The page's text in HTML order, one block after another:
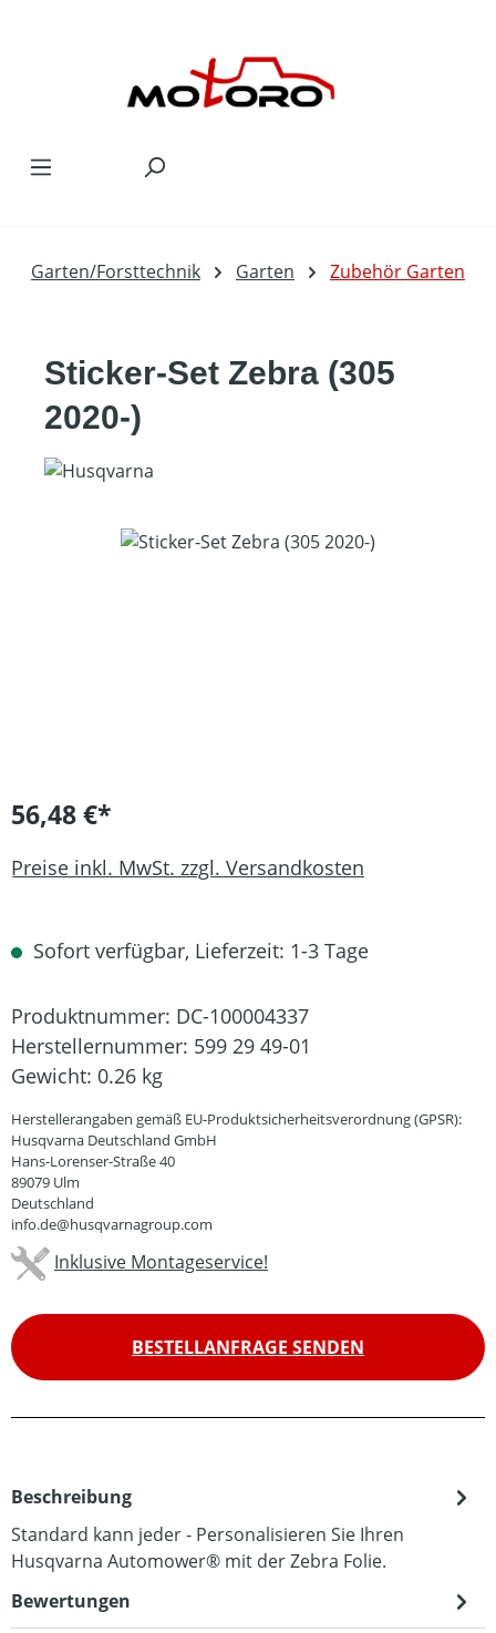
Garten/Forsttechnik Garten Zubehör Garten
Sticker-Set Zebra (305
2020-)
Bildergalerie überspringen
56,48 €*
Preise inkl. MwSt. zzgl. Versandkosten
Sofort verfügbar, Lieferzeit: 1-3 Tage
Produktnummer: DC-100004337
Herstellernummer: 599 29 49-01
Gewicht: 0.26 kg
Herstellerangaben gemäß EU-Produktsicherheitsverordnung (GPSR):
Husqvarna Deutschland GmbH
Hans-Lorenser-Straße 40
89079 Ulm
Deutschland
info.de@husqvarnagroup.com
Inklusive Montageservice!
BESTELLANFRAGE SENDEN
Beschreibung
Standard kann jeder - Personalisieren Sie Ihren
Husqvarna Automower® mit der Zebra Folie.
Bewertungen